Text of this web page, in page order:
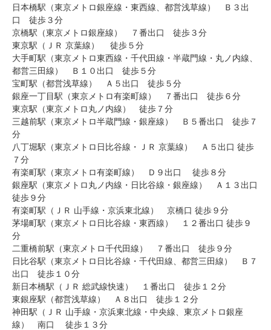
日本橋駅（東京メトロ銀座線・東西線、都営浅草線） Ｂ３出
口 徒歩３分
京橋駅（東京メトロ銀座線） ７番出口 徒歩３分
東京駅（ＪＲ 京葉線） 徒歩５分
大手町駅（東京メトロ東西線・千代田線・半蔵門線・丸ノ内線、
都営三田線） Ｂ１０出口 徒歩５分
宝町駅（都営浅草線） Ａ５出口 徒歩５分
銀座一丁目駅（東京メトロ有楽町線） ７番出口 徒歩６分
東京駅（東京メトロ丸ノ内線） 徒歩７分
三越前駅（東京メトロ半蔵門線・銀座線） Ｂ５番出口 徒歩７
分
八丁堀駅（東京メトロ日比谷線・ＪＲ 京葉線） Ａ５出口 徒歩
７分
有楽町駅（東京メトロ有楽町線） Ｄ９出口 徒歩８分
銀座駅（東京メトロ丸ノ内線・日比谷線・銀座線） Ａ１３出口
徒歩９分
有楽町駅（ＪＲ 山手線・京浜東北線） 京橋口 徒歩９分
茅場町駅（東京メトロ日比谷線・東西線） １２番出口 徒歩９
分
二重橋前駅（東京メトロ千代田線） ７番出口 徒歩９分
日比谷駅（東京メトロ日比谷線・千代田線、都営三田線） Ｂ７
出口 徒歩１０分
新日本橋駅（ＪＲ 総武線快速） １番出口 徒歩１２分
東銀座駅（都営浅草線） Ａ８出口 徒歩１２分
神田駅（ＪＲ 山手線・京浜東北線・中央線、東京メトロ銀座
線） 南口 徒歩１３分